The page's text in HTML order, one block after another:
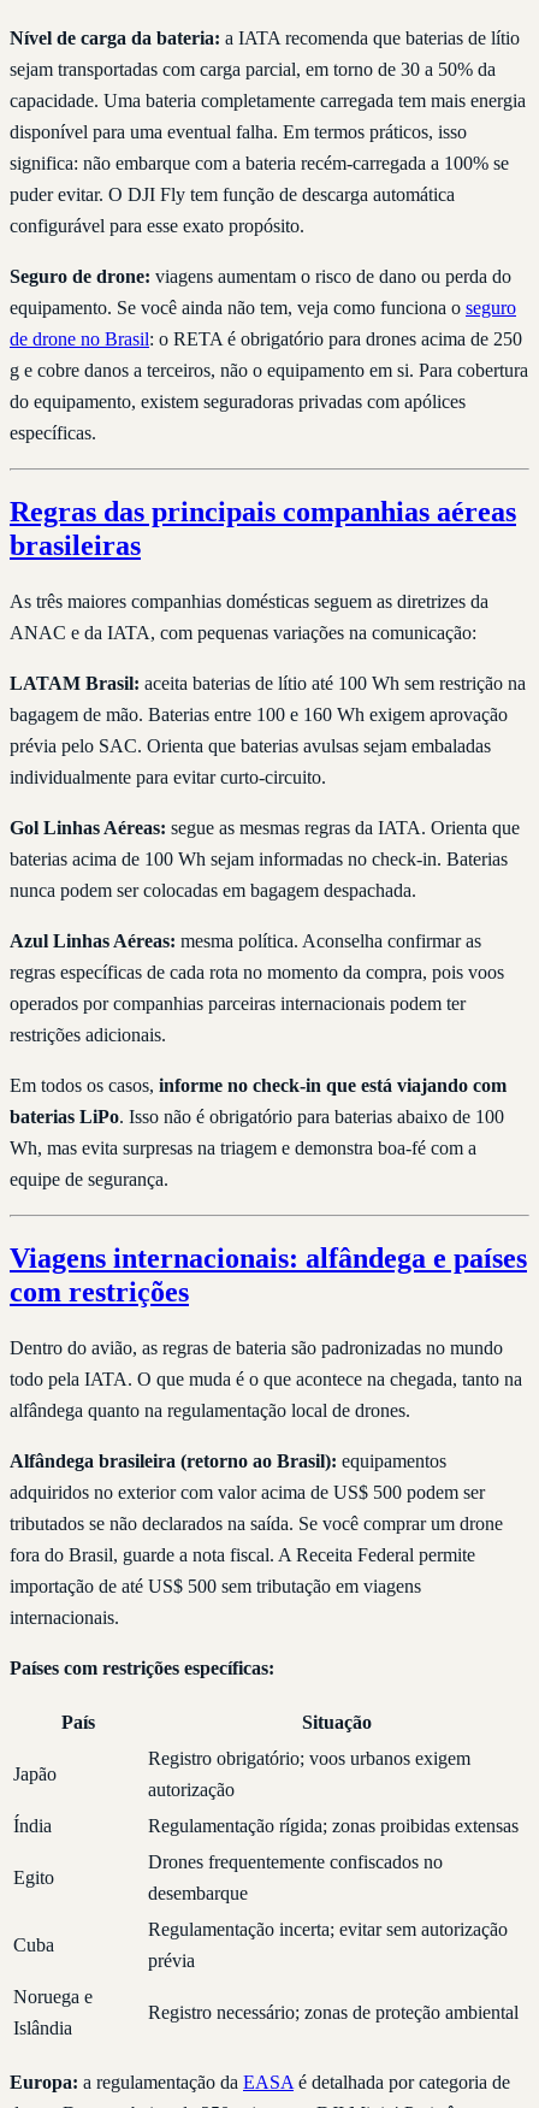
Nível de carga da bateria: a IATA recomenda que baterias de lítio
sejam transportadas com carga parcial, em torno de 30 a 50% da
capacidade. Uma bateria completamente carregada tem mais energia
disponível para uma eventual falha. Em termos práticos, isso
significa: não embarque com a bateria recém-carregada a 100% se
puder evitar. O DJI Fly tem função de descarga automática
configurável para esse exato propósito.
Seguro de drone: viagens aumentam o risco de dano ou perda do
equipamento. Se você ainda não tem, veja como funciona o seguro
de drone no Brasil: o RETA é obrigatório para drones acima de 250
g e cobre danos a terceiros, não o equipamento em si. Para cobertura
do equipamento, existem seguradoras privadas com apólices
específicas.
Regras das principais companhias aéreas
brasileiras
As três maiores companhias domésticas seguem as diretrizes da
ANAC e da IATA, com pequenas variações na comunicação:
LATAM Brasil: aceita baterias de lítio até 100 Wh sem restrição na
bagagem de mão. Baterias entre 100 e 160 Wh exigem aprovação
prévia pelo SAC. Orienta que baterias avulsas sejam embaladas
individualmente para evitar curto-circuito.
Gol Linhas Aéreas: segue as mesmas regras da IATA. Orienta que
baterias acima de 100 Wh sejam informadas no check-in. Baterias
nunca podem ser colocadas em bagagem despachada.
Azul Linhas Aéreas: mesma política. Aconselha confirmar as
regras específicas de cada rota no momento da compra, pois voos
operados por companhias parceiras internacionais podem ter
restrições adicionais.
Em todos os casos, informe no check-in que está viajando com
baterias LiPo. Isso não é obrigatório para baterias abaixo de 100
Wh, mas evita surpresas na triagem e demonstra boa-fé com a
equipe de segurança.
Viagens internacionais: alfândega e países
com restrições
Dentro do avião, as regras de bateria são padronizadas no mundo
todo pela IATA. O que muda é o que acontece na chegada, tanto na
alfândega quanto na regulamentação local de drones.
Alfândega brasileira (retorno ao Brasil): equipamentos
adquiridos no exterior com valor acima de US$ 500 podem ser
tributados se não declarados na saída. Se você comprar um drone
fora do Brasil, guarde a nota fiscal. A Receita Federal permite
importação de até US$ 500 sem tributação em viagens
internacionais.
Países com restrições específicas:
País Situação
Japão
Registro obrigatório; voos urbanos exigem
autorização
Índia
Regulamentação rígida; zonas proibidas extensas
Egito
Drones frequentemente confiscados no
desembarque
Cuba
Regulamentação incerta; evitar sem autorização
prévia
Noruega e
Islândia
Registro necessário; zonas de proteção ambiental
Europa: a regulamentação da EASA é detalhada por categoria de